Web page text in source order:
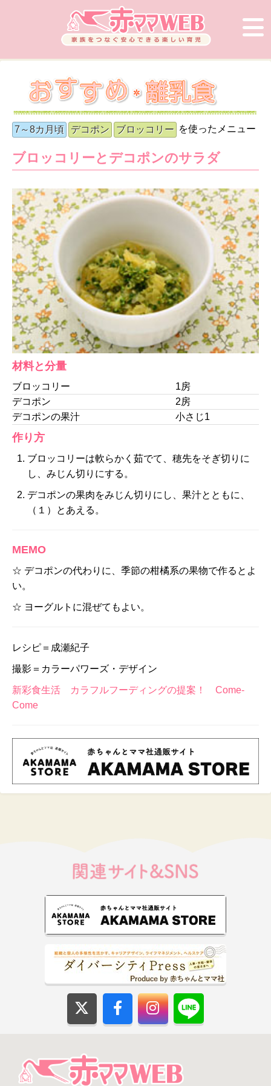
7～8カ月頃 デコポン ブロッコリー を使ったメニュー
ブロッコリーとデコポンのサラダ
材料と分量
ブロッコリー
1房
デコポン
2房
デコポンの果汁
小さじ1
作り方
ブロッコリーは軟らかく茹でて、穂先をそぎ切りに
し、みじん切りにする。
デコポンの果肉をみじん切りにし、果汁とともに、
（１）とあえる。
MEMO
☆ デコポンの代わりに、季節の柑橘系の果物で作るとよ
い。
☆ ヨーグルトに混ぜてもよい。
レシピ＝成瀬紀子
撮影＝カラーパワーズ・デザイン
新彩食生活 カラフルフーディングの提案！ Come-
Come